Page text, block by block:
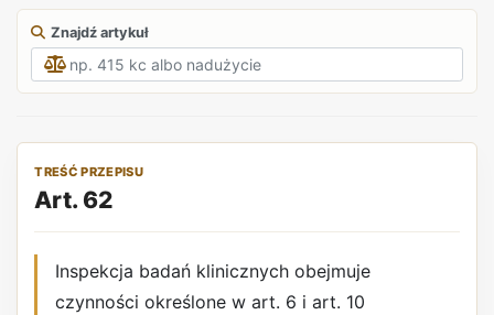
Znajdź artykuł
TREŚĆ PRZEPISU
Art. 62
Inspekcja badań klinicznych obejmuje
czynności określone w art. 6 i art. 10